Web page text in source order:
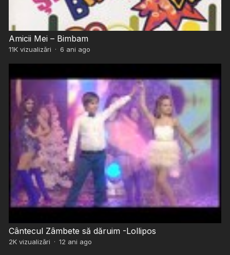
Amicii Mei – Bimbam
11Kvizualizări · 6 ani ago
Cântecul Zâmbete să dăruim -Lollipos
2Kvizualizări · 12 ani ago